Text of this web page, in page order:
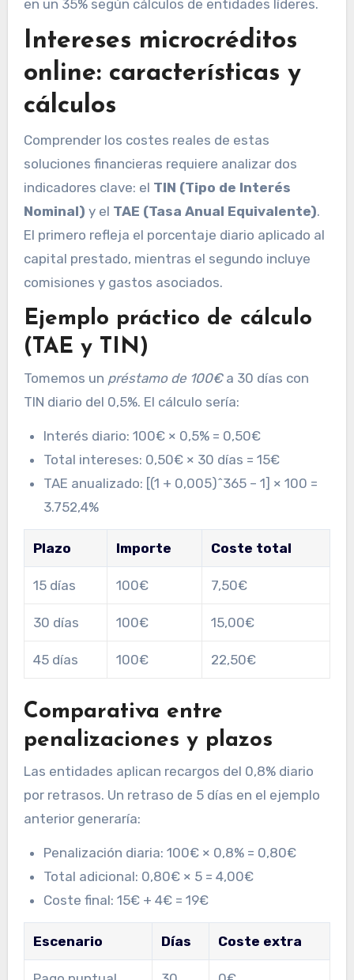
en un 35% según cálculos de entidades líderes.
Intereses microcréditos
online: características y
cálculos
Comprender los costes reales de estas
soluciones financieras requiere analizar dos
indicadores clave: el TIN (Tipo de Interés
Nominal) y el TAE (Tasa Anual Equivalente).
El primero refleja el porcentaje diario aplicado al
capital prestado, mientras el segundo incluye
comisiones y gastos asociados.
Ejemplo práctico de cálculo
(TAE y TIN)
Tomemos un préstamo de 100€a 30 días con
TIN diario del 0,5%. El cálculo sería:
Interés diario: 100€ × 0,5% = 0,50€
Total intereses: 0,50€ × 30 días = 15€
TAE anualizado: [(1 + 0,005)^365 – 1] × 100 =
3.752,4%
Plazo Importe Coste total
15 días 100€ 7,50€
30 días 100€ 15,00€
45 días 100€ 22,50€
Comparativa entre
penalizaciones y plazos
Las entidades aplican recargos del 0,8% diario
por retrasos. Un retraso de 5 días en el ejemplo
anterior generaría:
Penalización diaria: 100€ × 0,8% = 0,80€
Total adicional: 0,80€ × 5 = 4,00€
Coste final: 15€ + 4€ = 19€
Escenario Días Coste extra